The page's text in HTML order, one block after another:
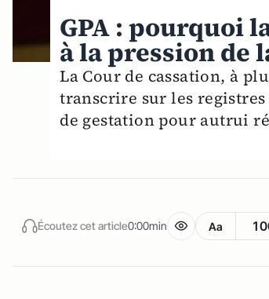
GPA : pourquoi
à la pression de
La Cour de cassation, à
transcrire sur les registres
de gestation pour autrui
Écoutez cet article0:00min Aa